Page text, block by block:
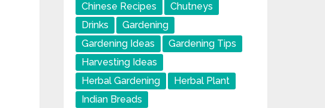
Chinese Recipes
Chutneys
Drinks
Gardening
Gardening Ideas
Gardening Tips
Harvesting Ideas
Herbal Gardening
Herbal Plant
Indian Breads